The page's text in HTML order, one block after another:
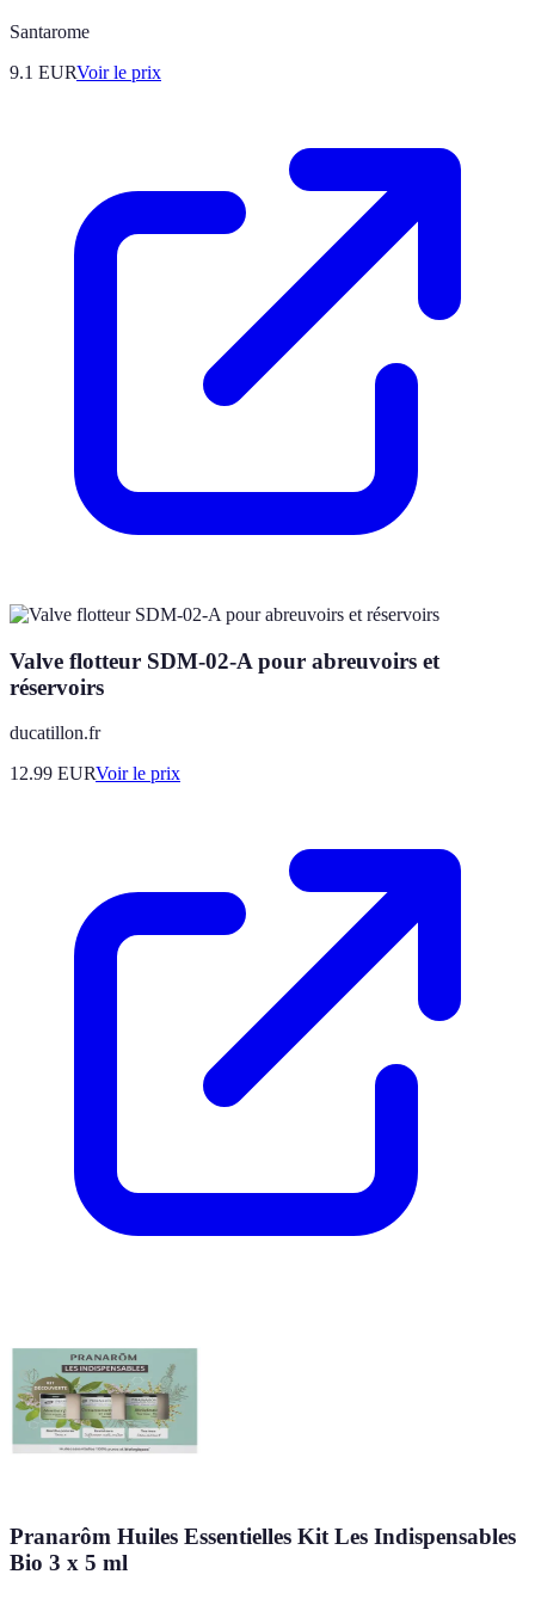
Santarome
9.1 EURVoir le prix
Valve flotteur SDM-02-A pour abreuvoirs et
réservoirs
ducatillon.fr
12.99 EURVoir le prix
Pranarôm Huiles Essentielles Kit Les Indispensables
Bio 3 x 5 ml